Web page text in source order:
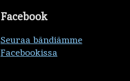
Facebook
Seuraa bändiämme
Facebookissa